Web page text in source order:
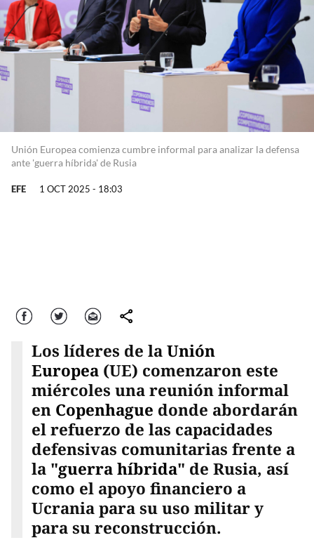
Unión Europea comienza cumbre informal para analizar la defensa
ante 'guerra híbrida' de Rusia
EFE 1 OCT 2025 - 18:03
Facebook Twitter Correo comparte
Los líderes de laUnión
Europea(UE) comenzaron este
miércoles una reunión informal
en Copenhague donde abordarán
el refuerzo de las capacidades
defensivas comunitarias frente a
la "guerra híbrida" de Rusia, así
como el apoyo financiero a
Ucrania para su uso militar y
para su reconstrucción.